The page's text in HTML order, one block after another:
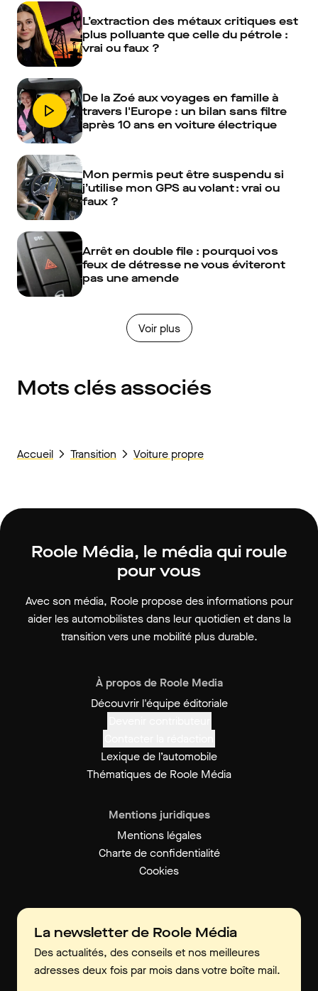
L’extraction des métaux critiques est
plus polluante que celle du pétrole :
vrai ou faux ?
De la Zoé aux voyages en famille à
travers l'Europe : un bilan sans filtre
après 10 ans en voiture électrique
Mon permis peut être suspendu si
j’utilise mon GPS au volant : vrai ou
faux ?
Arrêt en double file : pourquoi vos
feux de détresse ne vous éviteront
pas une amende
Voir plus
Mots clés associés
Accueil Transition Voiture propre
Roole Média, le média qui roule
pour vous
Avec son média, Roole propose des informations pour
aider les automobilistes dans leur quotidien et dans la
transition vers une mobilité plus durable.
À propos de Roole Media
Découvrir l'équipe éditoriale
Lexique de l’automobile
Thématiques de Roole Média
Mentions juridiques
Mentions légales
Charte de confidentialité
Cookies
La newsletter de Roole Média
Des actualités, des conseils et nos meilleures
adresses deux fois par mois dans votre boîte mail.